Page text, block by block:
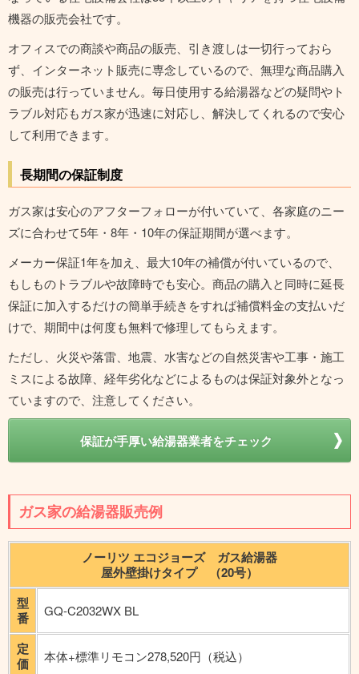
機器の販売会社です。
オフィスでの商談や商品の販売、引き渡しは一切行っておら
ず、インターネット販売に専念しているので、無理な商品購入
の販売は行っていません。毎日使用する給湯器などの疑問やト
ラブル対応もガス家が迅速に対応し、解決してくれるので安心
して利用できます。
長期間の保証制度
ガス家は安心のアフターフォローが付いていて、各家庭のニー
ズに合わせて5年・8年・10年の保証期間が選べます。
メーカー保証1年を加え、最大10年の補償が付いているので、
もしものトラブルや故障時でも安心。商品の購入と同時に延長
保証に加入するだけの簡単手続きをすれば補償料金の支払いだ
けで、期間中は何度も無料で修理してもらえます。
ただし、火災や落雷、地震、水害などの自然災害や工事・施工
ミスによる故障、経年劣化などによるものは保証対象外となっ
ていますので、注意してください。
保証が手厚い給湯器業者をチェック
ガス家の給湯器販売例
ノーリツ エコジョーズ ガス給湯器
屋外壁掛けタイプ （20号）
型
番
GQ-C2032WX BL
定
価
本体+標準リモコン278,520円（税込）